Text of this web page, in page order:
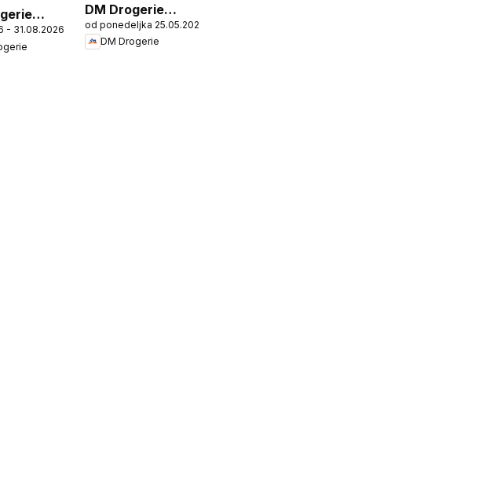
- 31.08.2026
DM Drogerie
katalog Active
Beauty Specijal
od ponedeljka 25.05.2026
DM Drogerie